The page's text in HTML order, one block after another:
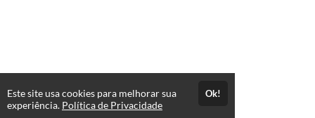
Este site usa cookies para melhorar sua
experiência. Política de Privacidade
Ok!